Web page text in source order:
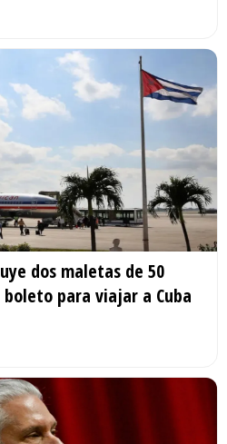
dos maletas de 50
para viajar a Cuba